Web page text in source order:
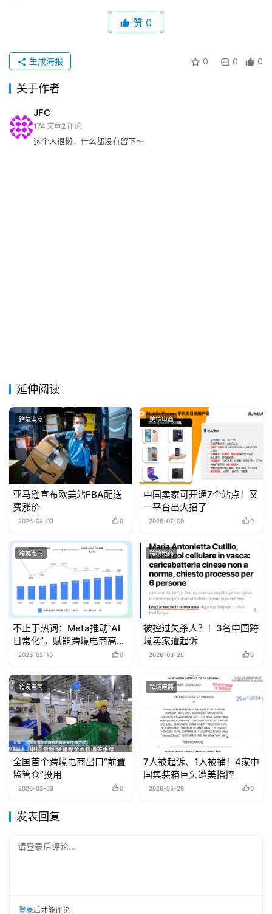
业
动
态
碎
碎
赞 0
0 0 0
生成海报
关于作者
JFC
174 文章2评论
这个人很懒，什么都没有留下～
延伸阅读
跨境电商
亚马逊宣布欧美站FBA配送
费涨价
2026-04-03 0
跨境电商
中国卖家可开通7个站点！又
一平台出大招了
2026-07-09 0
跨境电商
不止于热词：Meta推动“AI
日常化”，赋能跨境电商高效
出海
2026-02-10 0
跨境电商
被控过失杀人？！3名中国跨
境卖家遭起诉
2026-03-28 0
跨境电商
全国首个跨境电商出口“前置
监管仓”投用
2026-03-03 0
跨境电商
7人被起诉、1人被捕！4家中
国集装箱巨头遭美指控
2026-05-29 0
发表回复
请登录后评论...
登录后才能评论